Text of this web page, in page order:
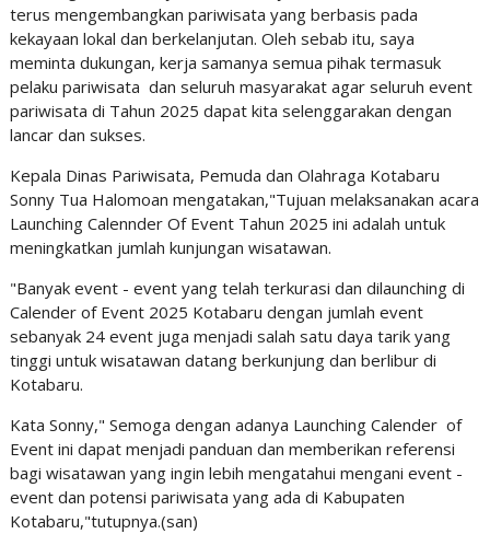
terus mengembangkan pariwisata yang berbasis pada
kekayaan lokal dan berkelanjutan. Oleh sebab itu, saya
meminta dukungan, kerja samanya semua pihak termasuk
pelaku pariwisata dan seluruh masyarakat agar seluruh event
pariwisata di Tahun 2025 dapat kita selenggarakan dengan
lancar dan sukses.
Kepala Dinas Pariwisata, Pemuda dan Olahraga Kotabaru
Sonny Tua Halomoan mengatakan,"Tujuan melaksanakan acara
Launching Calennder Of Event Tahun 2025 ini adalah untuk
meningkatkan jumlah kunjungan wisatawan.
"Banyak event - event yang telah terkurasi dan dilaunching di
Calender of Event 2025 Kotabaru dengan jumlah event
sebanyak 24 event juga menjadi salah satu daya tarik yang
tinggi untuk wisatawan datang berkunjung dan berlibur di
Kotabaru.
Kata Sonny," Semoga dengan adanya Launching Calender of
Event ini dapat menjadi panduan dan memberikan referensi
bagi wisatawan yang ingin lebih mengatahui mengani event -
event dan potensi pariwisata yang ada di Kabupaten
Kotabaru,"tutupnya.(san)